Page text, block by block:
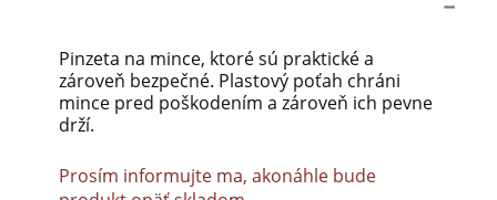
Pinzeta na mince, ktoré sú praktické a
zároveň bezpečné. Plastový poťah chráni
mince pred poškodením a zároveň ich pevne
drží.
Prosím informujte ma, akonáhle bude